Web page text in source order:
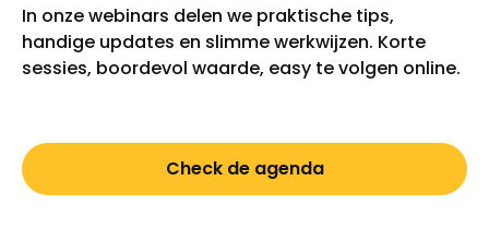
In onze webinars delen we praktische tips,
handige updates en slimme werkwijzen. Korte
sessies, boordevol waarde, easy te volgen online.
Check de agenda